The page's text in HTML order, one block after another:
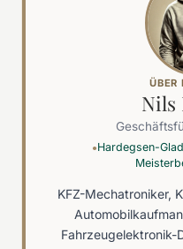
ÜBER
Nils
●Hardegsen-
KFZ-Mechatroniker,
Fahrzeugelektronik-